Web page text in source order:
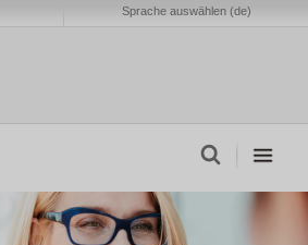
Sprache auswählen (de)